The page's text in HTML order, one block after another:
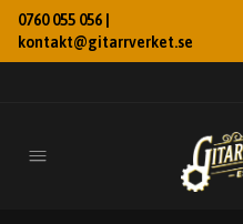
0760 055 056 |
kontakt@gitarrverket.se